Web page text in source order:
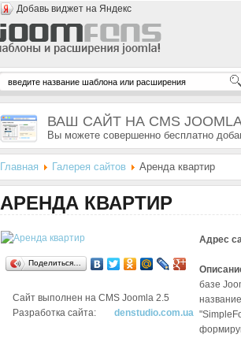
Добавь виджет на Яндекс
ВАШ САЙТ НА CMS
Вы можете совершенно бесплатно
Главная Галерея сайтов Аренда квартир
АРЕНДА КВАРТИР
Поделиться…
Сайт выполнен на CMS Joomla 2.5
Разработка сайта:
denstudio.com.ua
Адрес
базе